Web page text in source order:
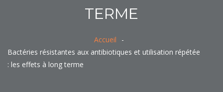
TERME
Accueil
Bactéries résistantes aux antibiotiques et utilisation répétée
: les effets à long terme